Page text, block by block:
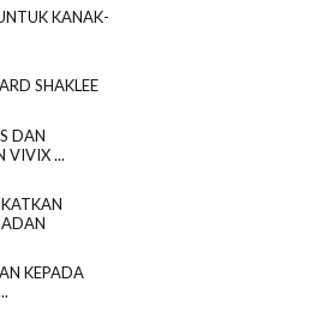
KANAK-
SHAKLEE
DAN
VIVIX ...
KEPADA